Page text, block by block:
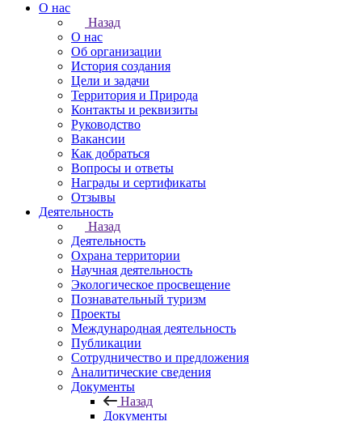
О нас
Назад
О нас
Об организации
История создания
Цели и задачи
Территория и Природа
Контакты и реквизиты
Руководство
Вакансии
Как добраться
Вопросы и ответы
Награды и сертификаты
Отзывы
Деятельность
Назад
Деятельность
Охрана территории
Научная деятельность
Экологическое просвещение
Познавательный туризм
Проекты
Международная деятельность
Публикации
Сотрудничество и предложения
Аналитические сведения
Документы
Назад
Документы